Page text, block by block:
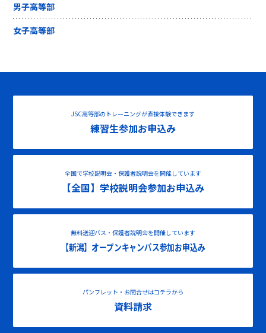
男子高等部
女子高等部
JSC高等部のトレーニングが直接体験できます
練習生参加お申込み
全国で学校説明会・保護者説明会を開催しています
【全国】学校説明会参加お申込み
無料送迎バス・保護者説明会を開催しています
【新潟】オープンキャンパス参加お申込み
パンフレット・お問合せはコチラから
資料請求